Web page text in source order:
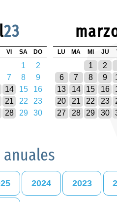
23
VI SA DO
1
2
7 8
9
14 15
16
21 22
23
28 29 30
LU MA MI JU
1 2
6
7 8 9
13
14 15 16
20
21 22 23
27
28 29 30
anuales
2024 2023